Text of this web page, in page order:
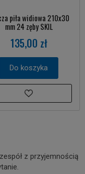
piła widiowa 210x30
mm 24 zęby SKIL
135,00 zł
Do koszyka
z przyjemnością